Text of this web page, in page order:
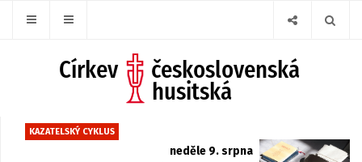
KAZATELSKÝ CYKLUS
neděle 9. srpna